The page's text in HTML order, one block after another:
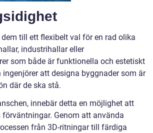
till ett flexibelt val för en rad olika
industrihallar eller
som både är funktionella och estetiskt
att designa byggnader som är
där de ska stå.
innebär detta en möjlighet att
Genom att använda
från 3D-ritningar till färdiga